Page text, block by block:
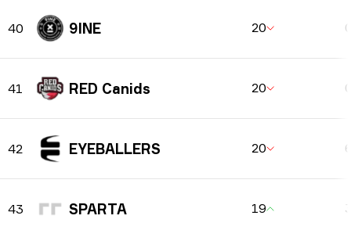
40 9INE 20
41 RED Canids 20
42 EYEBALLERS 20
43 SPARTA 19